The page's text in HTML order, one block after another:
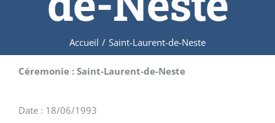
Accueil / Saint-Laurent-de-Neste
Céremonie : Saint-Laurent-de-Neste
Date : 18/06/1993